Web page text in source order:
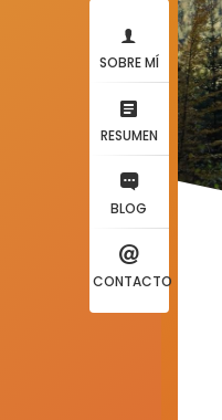
SOBRE MÍ
RESUMEN
BLOG
CONTACTO